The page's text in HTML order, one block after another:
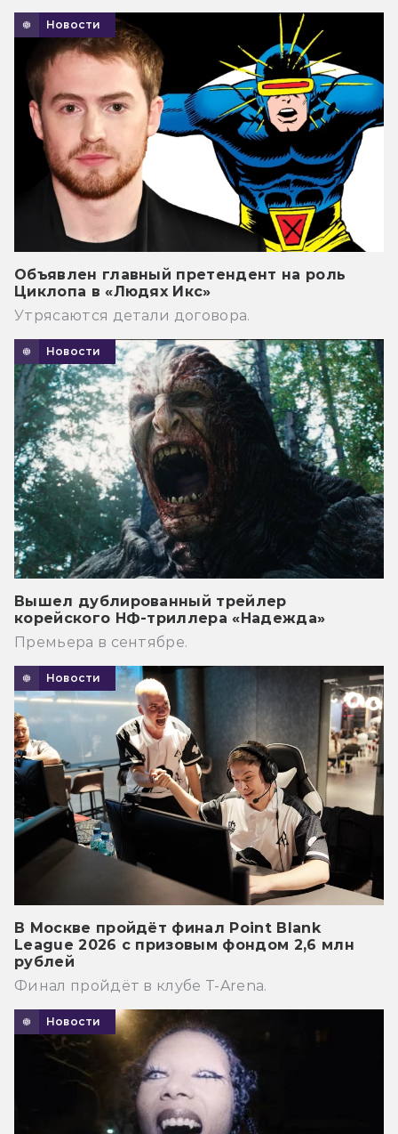
Новости
Объявлен главный претендент на роль
Циклопа в «Людях Икс»
Утрясаются детали договора.
Новости
Вышел дублированный трейлер
корейского НФ-триллера «Надежда»
Премьера в сентябре.
Новости
В Москве пройдёт финал Point Blank
League 2026 с призовым фондом 2,6 млн
рублей
Финал пройдёт в клубе T-Arena.
Новости